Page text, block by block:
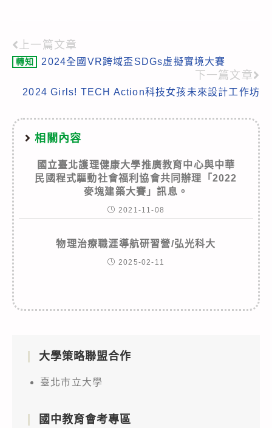
Read
more
articles
上一篇文章
轉知 2024全國VR跨域盃SDGs虛擬實境大賽
下一篇文章
2024 Girls! TECH Action科技女孩未來設計工作坊
相關內容
國立臺北護理健康大學推廣教育中心與中華
民國程式驅動社會福利協會共同辦理「2022
麥塊建築大賽」訊息。
2021-11-08
物理治療職涯導航研習營/弘光科大
2025-02-11
大學策略聯盟合作
臺北市立大學
國中教育會考專區